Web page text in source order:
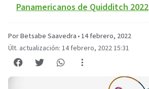
Panamericanos de Quidditch 2022
Por Betsabe Saavedra • 14 febrero, 2022
Últ. actualización: 14 febrero, 2022 15:31